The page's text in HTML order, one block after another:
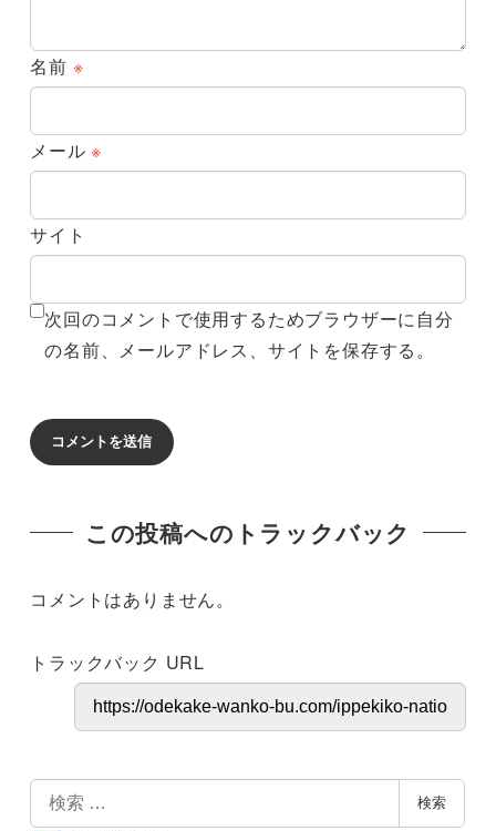
名前 ※
メール※
サイト
次回のコメントで使用するためブラウザーに自分
の名前、メールアドレス、サイトを保存する。
この投稿へのトラックバック
コメントはありません。
トラックバック URL
検
索
検索